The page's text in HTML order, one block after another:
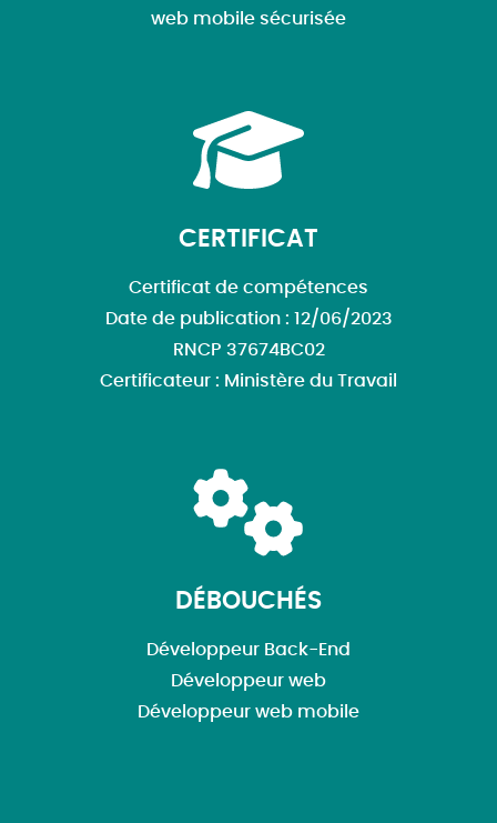
web mobile sécurisée
CERTIFICAT
Certificat de compétences
Date de publication : 12/06/2023
RNCP 37674BC02
Certificateur : Ministère du Travail
DÉBOUCHÉS
Développeur Back-End
Développeur web
Développeur web mobile